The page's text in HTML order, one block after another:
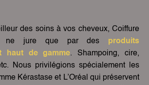
des soins à vos cheveux, Coiffure
ne jure que par des produits
haut de gamme. Shampoing, cire,
Nous privilégions spécialement les
Kérastase et L’Oréal qui préservent